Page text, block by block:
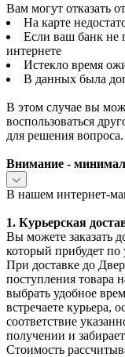
Вам могут отказать
На карте
Если ваш банк не
интернете
Истекло время
В данных была
В этом случае вы
воспользоваться
для решения вопроса.
Внимание -
В нашем интернет-
1. Курьерская
Вы можете заказать
который прибудет по
При доставке до
поступления товара
выбрать удобное
встречаете курьера,
соответствие
получении и
Стоимость